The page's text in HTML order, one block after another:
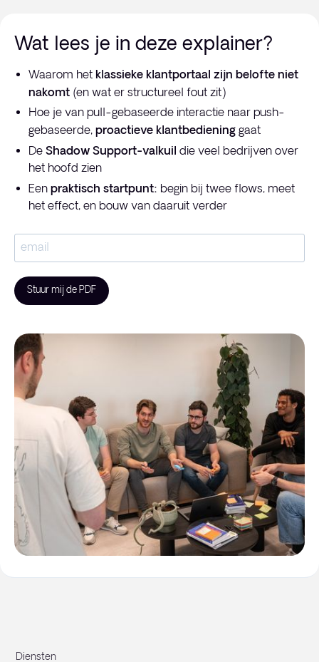
Wat lees je in deze explainer?
Waarom het klassieke klantportaal zijn belofte niet
nakomt (en wat er structureel fout zit)
Hoe je van pull-gebaseerde interactie naar push-
gebaseerde, proactieve klantbediening gaat
De Shadow Support-valkuil die veel bedrijven over
het hoofd zien
Een praktisch startpunt: begin bij twee flows, meet
het effect, en bouw van daaruit verder
Stuur mij de PDF
Diensten